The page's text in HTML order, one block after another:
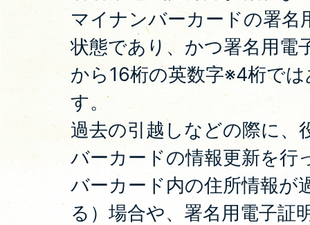
マイナンバーカードの署名
状態であり、かつ署名用電
から16桁の英数字※4桁で
す。
過去の引越しなどの際に、
バーカードの情報更新を行
バーカード内の住所情報が
る）場合や、署名用電子証